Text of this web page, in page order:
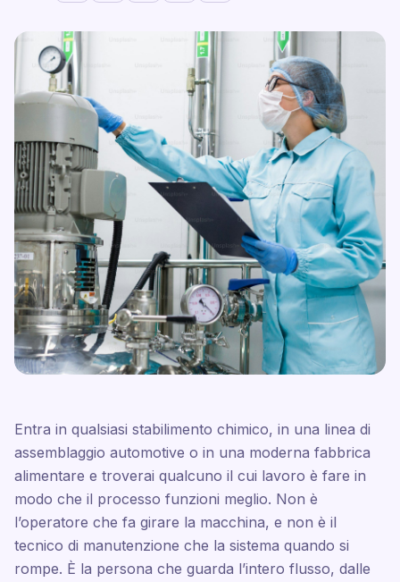
Entra in qualsiasi stabilimento chimico, in una linea di
assemblaggio automotive o in una moderna fabbrica
alimentare e troverai qualcuno il cui lavoro è fare in
modo che il processo funzioni meglio. Non è
l’operatore che fa girare la macchina, e non è il
tecnico di manutenzione che la sistema quando si
rompe. È la persona che guarda l’intero flusso, dalle